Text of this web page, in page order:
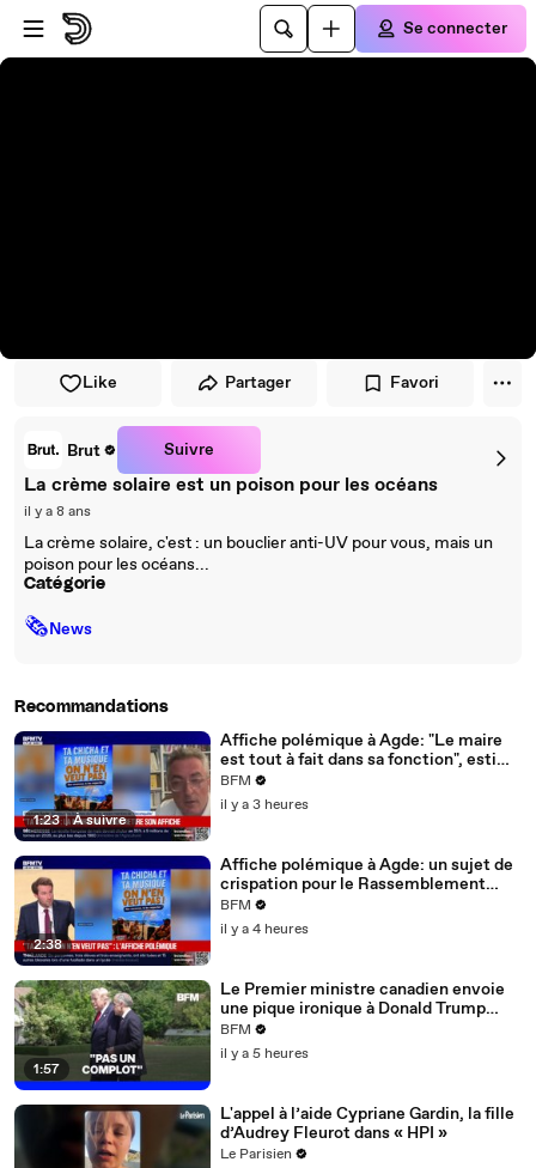
Passer au player
Passer au contenu principal
Se connecter
Like Partager Favori
Brut Suivre
La crème solaire est un poison pour les océans
il y a 8 ans
La crème solaire, c'est : un bouclier anti-UV pour vous, mais un
poison pour les océans...
Catégorie
🗞News
Recommandations
1:23 | À suivre
Affiche polémique à Agde: "Le maire
est tout à fait dans sa fonction", estime
le sénateur Stéphane Ravier
BFM
il y a 3 heures
2:38
Affiche polémique à Agde: un sujet de
crispation pour le Rassemblement
national?
BFM
il y a 4 heures
1:57
Le Premier ministre canadien envoie
une pique ironique à Donald Trump
après une panne de prompteur
BFM
il y a 5 heures
L'appel à l’aide Cypriane Gardin, la fille
d’Audrey Fleurot dans « HPI »
Le Parisien